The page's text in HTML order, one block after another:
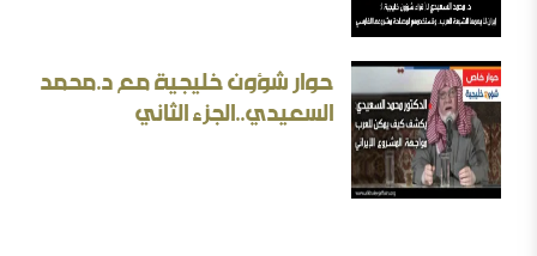
إيران المسكينة ورد على الأستاذ إلهامي وأحمد الريسوني
حوار شؤون خليجية مع د.محمد
السعيدي..الجزء الثاني